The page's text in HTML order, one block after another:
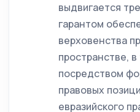
выдвигается
гарантом
верховенства
пространстве,
посредством
правовых
евразийского